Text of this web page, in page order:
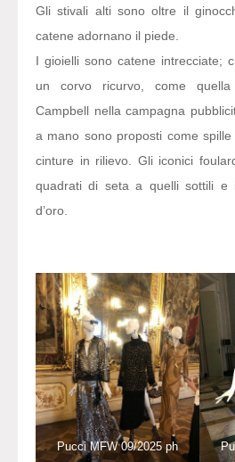
Gli stivali alti sono oltre il
catene adornano il piede.
I gioielli sono catene intrecciate;
un corvo ricurvo, come
Campbell nella campagna
a mano sono proposti come
cinture in rilievo. Gli iconici
quadrati di seta a quelli sottili e
d’oro.
Pucci MFW 09/2025 ph